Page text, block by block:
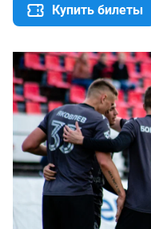
Купить билеты